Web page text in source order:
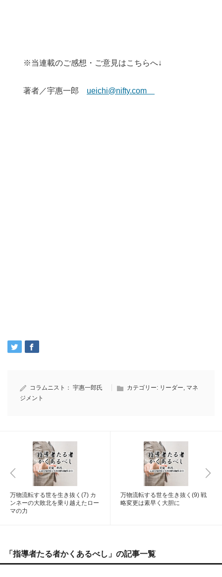
※当連載のご感想・ご意見はこちらへ↓
著者／宇惠一郎 ueichi@nifty.com
コラムニスト： 宇惠一郎氏 カテゴリー: リーダー, マネ
ジメント
万物流転する世を生き抜く(7) カ
ンネーの大敗北を乗り越えたロー
マの力
万物流転する世を生き抜く(9) 戦
略変更は素早く大胆に
「指導者たる者かくあるべし」の記事一覧